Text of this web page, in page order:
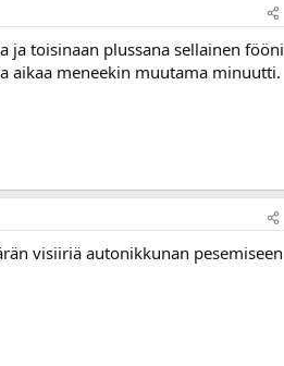
ja toisinaan plussana sellainen fööni
aikaa meneekin muutama minuutti.
visiiriä autonikkunan pesemiseen